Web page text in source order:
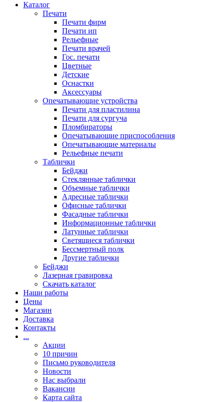
Каталог
Печати
Печати фирм
Печати ип
Рельефные
Печати врачей
Гос. печати
Цветные
Детские
Оснастки
Аксессуары
Опечатывающие устройства
Печати для пластилина
Печати для сургуча
Пломбираторы
Опечатывающие приспособления
Опечатывающие материалы
Рельефные печати
Таблички
Бейджи
Стеклянные таблички
Объемные таблички
Адресные таблички
Офисные таблички
Фасадные таблички
Информационные таблички
Латунные таблички
Светящиеся таблички
Бессмертный полк
Другие таблички
Бейджи
Лазерная гравировка
Скачать каталог
Наши работы
Цены
Магазин
Доставка
Контакты
...
Акции
10 причин
Письмо руководителя
Новости
Нас выбрали
Вакансии
Карта сайта